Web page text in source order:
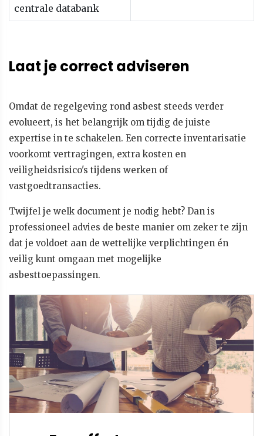
centrale databank
Laat je correct adviseren
Omdat de regelgeving rond asbest steeds verder
evolueert, is het belangrijk om tijdig de juiste
expertise in te schakelen. Een correcte inventarisatie
voorkomt vertragingen, extra kosten en
veiligheidsrisico's tijdens werken of
vastgoedtransacties.
Twijfel je welk document je nodig hebt? Dan is
professioneel advies de beste manier om zeker te zijn
dat je voldoet aan de wettelijke verplichtingen én
veilig kunt omgaan met mogelijke
asbesttoepassingen.